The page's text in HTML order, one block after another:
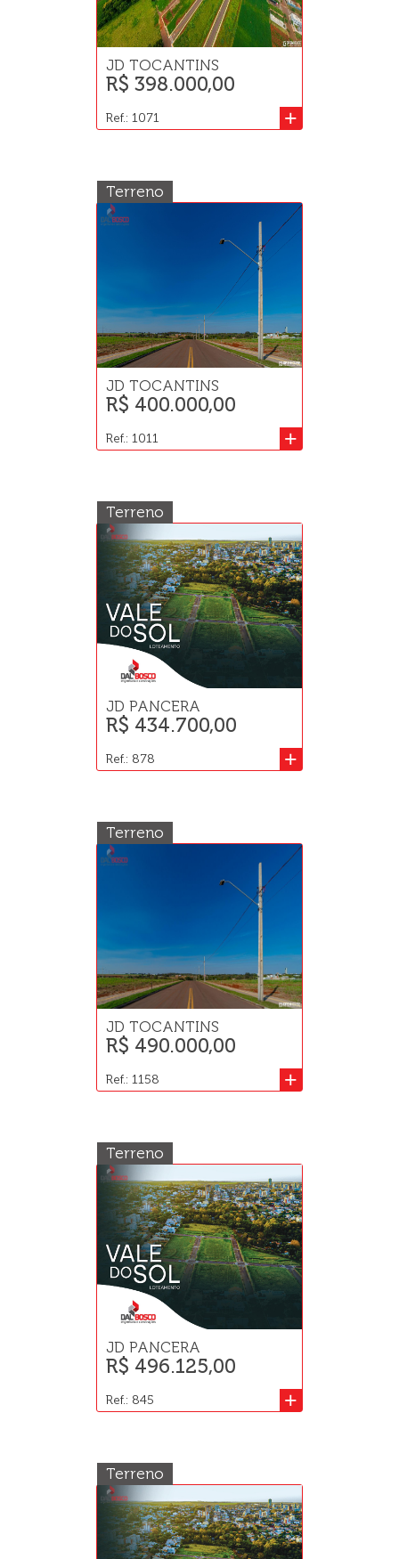
JD TOCANTINS
R$ 398.000,00
+
Ref.: 1071
Terreno
JD TOCANTINS
R$ 400.000,00
+
Ref.: 1011
Terreno
JD PANCERA
R$ 434.700,00
+
Ref.: 878
Terreno
JD TOCANTINS
R$ 490.000,00
+
Ref.: 1158
Terreno
JD PANCERA
R$ 496.125,00
+
Ref.: 845
Terreno